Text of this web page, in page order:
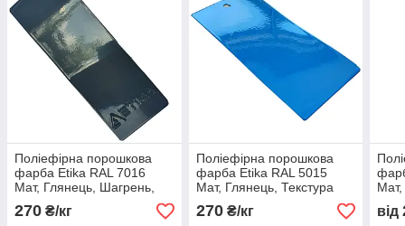
Поліефірна порошкова
фарба Etika RAL 7016
Мат, Глянець, Шагрень,
270 ₴/кг
Поліефірна порошкова
фарба Etika RAL 5015
Мат, Глянець, Текстура
270₴/кг
Мат,
від